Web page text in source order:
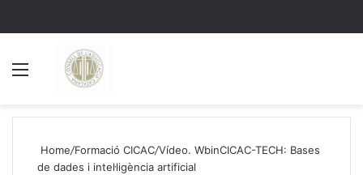
Home/Formació CICAC/Vídeo. WbinCICAC-TECH: Bases
de dades i intel·ligència artificial